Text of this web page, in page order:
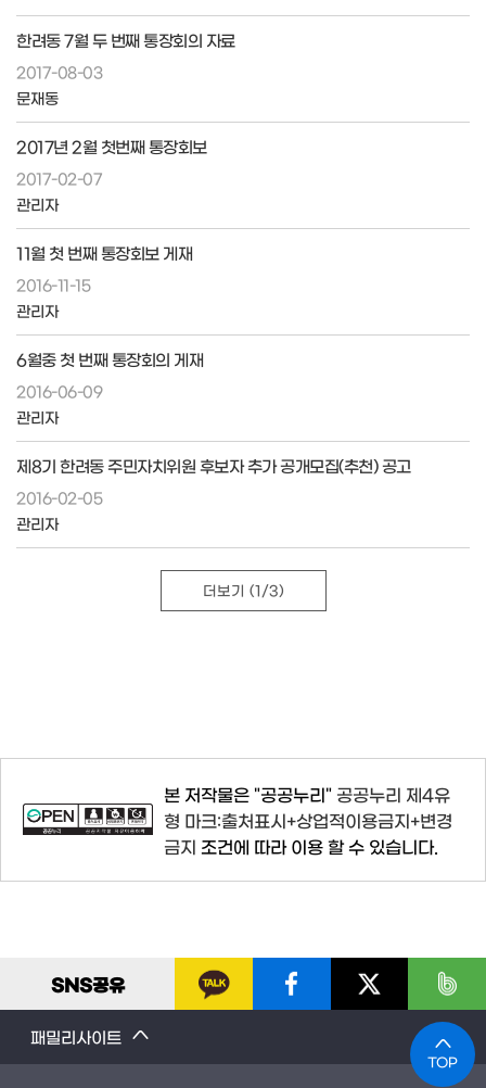
한려동 7월 두 번째 통장회의 자료
2017-08-03
문재동
2017년 2월 첫번째 통장회보
2017-02-07
관리자
11월 첫 번째 통장회보 게재
2016-11-15
관리자
6월중 첫 번째 통장회의 게재
2016-06-09
관리자
제8기 한려동 주민자치위원 후보자 추가 공개모집(추천) 공고
2016-02-05
관리자
더보기 (1/3)
본 저작물은 "공공누리" 공공누리 제4유
형 마크:출처표시+상업적이용금지+변경
금지 조건에 따라 이용 할 수 있습니다.
SNS공유
패밀리사이트
TOP